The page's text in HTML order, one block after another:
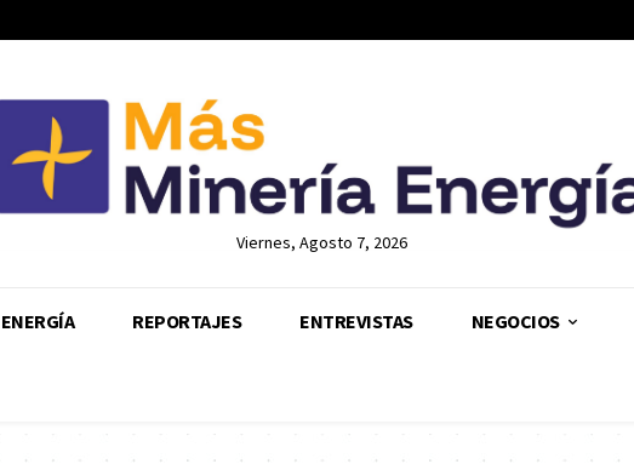
Viernes, Agosto 7, 2026
ENERGÍA REPORTAJES ENTREVISTAS NEGOCIOS